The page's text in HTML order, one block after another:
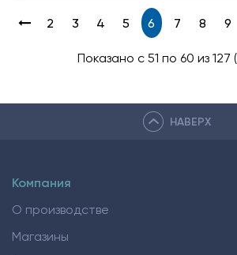
2 3 4 5 6 7 8 9
Показано с 51 по 60 из 127
НАВЕРХ
Компания
О производстве
Магазины